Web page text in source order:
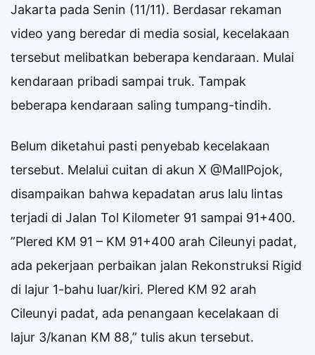
Jakarta pada Senin (11/11). Berdasar rekaman
video yang beredar di media sosial, kecelakaan
tersebut melibatkan beberapa kendaraan. Mulai
kendaraan pribadi sampai truk. Tampak
beberapa kendaraan saling tumpang-tindih.
Belum diketahui pasti penyebab kecelakaan
tersebut. Melalui cuitan di akun X @MallPojok,
disampaikan bahwa kepadatan arus lalu lintas
terjadi di Jalan Tol Kilometer 91 sampai 91+400.
”Plered KM 91 – KM 91+400 arah Cileunyi padat,
ada pekerjaan perbaikan jalan Rekonstruksi Rigid
di lajur 1-bahu luar/kiri. Plered KM 92 arah
Cileunyi padat, ada penangaan kecelakaan di
lajur 3/kanan KM 88,” tulis akun tersebut.